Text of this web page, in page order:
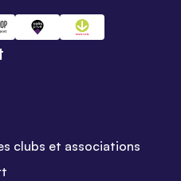
clubs et associations